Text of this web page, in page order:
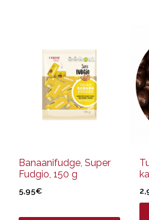
Banaanifudge, Super
Fudgio, 150 g
5,95€
Voit